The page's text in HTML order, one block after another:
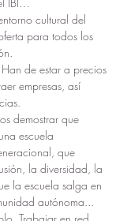
cultural del
para todos los
de estar a precios
empresas, así
demostrar que
escuela
que
la diversidad, la
la escuela salga en
autónoma...